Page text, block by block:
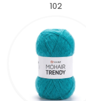
102